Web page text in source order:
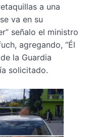
a una
va en su
señalo el ministro
agregando, “Él
la Guardia
solicitado.